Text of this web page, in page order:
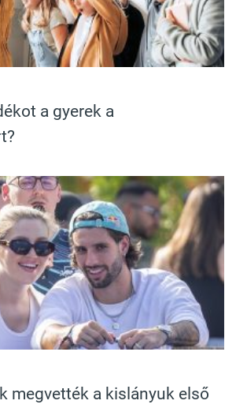
a gyerek a
megvették a kislányuk első